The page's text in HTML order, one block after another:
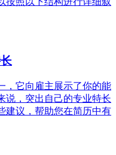
，它向雇主展示了你的能
说，突出自己的专业特长
建议，帮助您在简历中有